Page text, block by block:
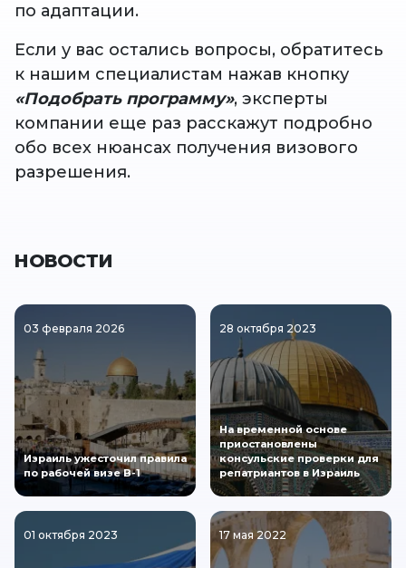
по адаптации.
Если у вас остались вопросы, обратитесь
к нашим специалистам нажав кнопку
«Подобрать программу», эксперты
компании еще раз расскажут подробно
обо всех нюансах получения визового
разрешения.
НОВОСТИ
03 февраля 2026
Израиль ужесточил правила
по рабочей визе B-1
28 октября 2023
На временной основе
приостановлены
консульские проверки для
репатриантов в Израиль
01 октября 2023 17 мая 2022